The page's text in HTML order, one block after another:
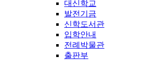
대신학교
발전기금
신학도서관
입학안내
전례박물관
출판부